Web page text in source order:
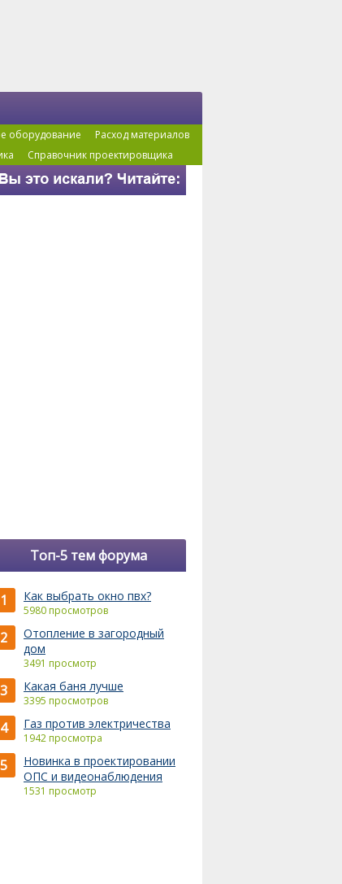
оборудование
Расход материалов
Справочник проектировщика
Топ-5 тем форума
1 Как выбрать окно пвх?
5980 просмотров
2
Отопление в загородный
дом
3491 просмотр
3 Какая баня лучше
3395 просмотров
4 Газ против электричества
1942 просмотра
5
Новинка в проектировании
ОПС и видеонаблюдения
1531 просмотр